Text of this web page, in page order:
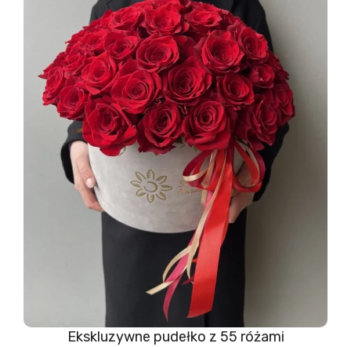
Ekskluzywne pudełko z 55 różami